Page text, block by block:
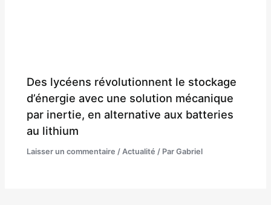
Des lycéens révolutionnent le stockage
d’énergie avec une solution mécanique
par inertie, en alternative aux batteries
au lithium
Laisser un commentaire / Actualité / ParGabriel